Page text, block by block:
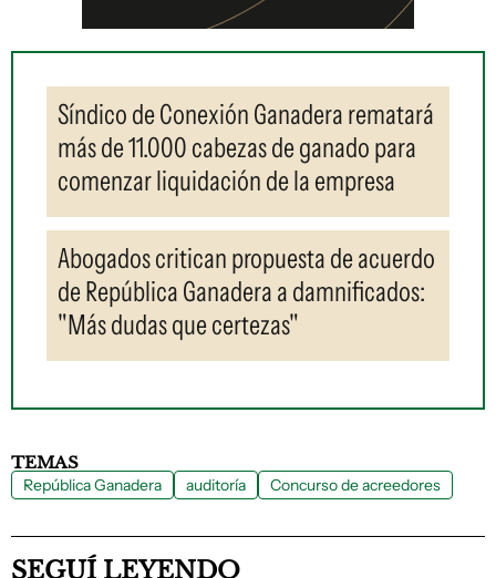
Síndico de Conexión Ganadera rematará
más de 11.000 cabezas de ganado para
comenzar liquidación de la empresa
Abogados critican propuesta de acuerdo
de República Ganadera a damnificados:
"Más dudas que certezas"
TEMAS
República Ganadera auditoría Concurso de acreedores
SEGUÍ LEYENDO